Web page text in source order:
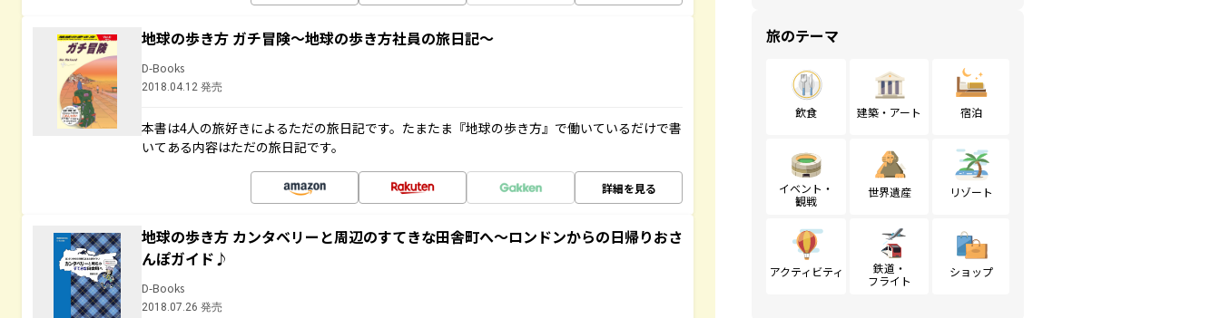
地球の歩き方 ガチ冒険～地球の歩き方社員の旅日記～
D-Books
2018.04.12 発売
本書は4人の旅好きによるただの旅日記です。たまたま『地球の歩き方』で働いているだけで書
いてある内容はただの旅日記です。
詳細を見る
地球の歩き方 カンタベリーと周辺のすてきな田舎町へ～ロンドンからの日帰りおさ
んぽガイド♪
D-Books
2018.07.26 発売
旅のテーマ
飲食 建築・アート 宿泊
イベント・
観戦
世界遺産 リゾート
アクティビティ
鉄道・
フライト
ショップ